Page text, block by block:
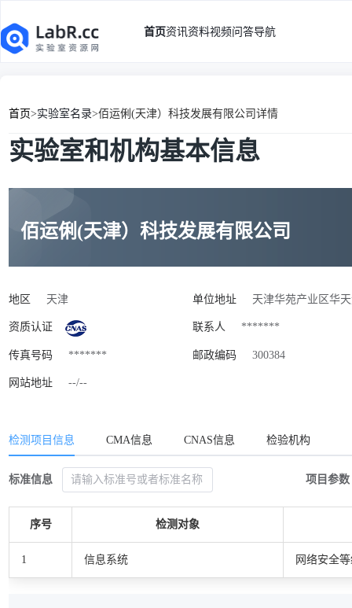
首页资讯资料视频问答导航
首页>实验室名录>佰运俐(天津）科技发展有限公司详情
实验室和机构基本信息
佰运俐(天津）科技发展有限公司
地区 天津 单位地址 天津华苑产业区华
资质认证 联系人 *******
传真号码 ******* 邮政编码 300384
网站地址 --/--
检测项目信息 CMA信息 CNAS信息 检验机构
标准信息 项目参数
序号 检测对象
1 信息系统 网络安全